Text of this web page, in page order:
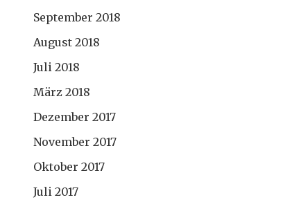
September 2018
August 2018
Juli 2018
März 2018
Dezember 2017
November 2017
Oktober 2017
Juli 2017